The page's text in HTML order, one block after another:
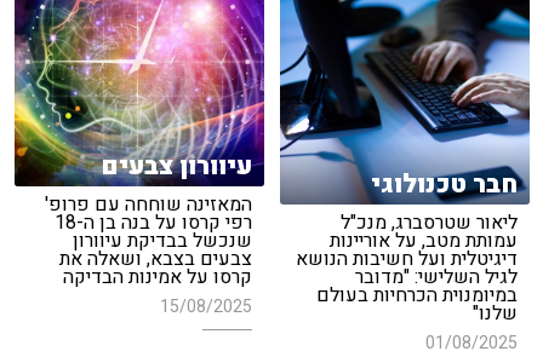
עיוורון צבעים
המאזינה שוחחה עם פרופ'
רפי קרסו על בנה בן ה-18
שנכשל בבדיקת עיוורון
צבעים בצבא, ושאלה את
קרסו על אמינות הבדיקה
15/08/2025
חבר טכנולוגי
ליאור שטרסברג, מנכ"ל
עמותת מטב, על אוריינות
דיגיטלית ועל חשיבות הנושא
לגיל השלישי: "מדובר
במיומנוית הכרחיות בעולם
שלנו"
01/08/2025